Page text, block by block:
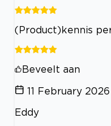
(Product)kennis
Beveelt aan
11 February 2026
Eddy